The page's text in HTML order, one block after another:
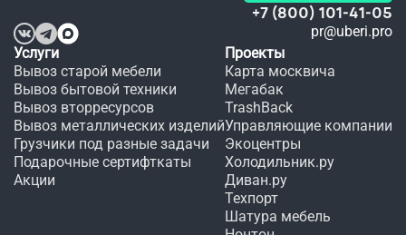
платья
в этот
день.
+7 (800) 101-41-05
pr@uberi.pro
Услуги
Вывоз старой мебели
Вывоз бытовой техники
Вывоз вторресурсов
Вывоз металлических изделий
Грузчики под разные задачи
Подарочные сертифткаты
Акции
Проекты
Карта москвича
Мегабак
TrashBack
Управляющие компании
Экоцентры
Холодильник.ру
Диван.ру
Техпорт
Шатура мебель